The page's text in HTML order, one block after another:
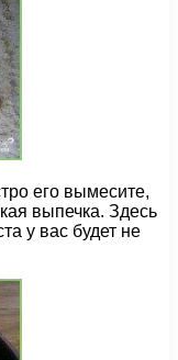
его вымесите,
выпечка. Здесь
у вас будет не